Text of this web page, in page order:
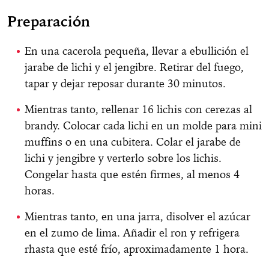
Preparación
En una cacerola pequeña, llevar a ebullición el
jarabe de lichi y el jengibre. Retirar del fuego,
tapar y dejar reposar durante 30 minutos.
Mientras tanto, rellenar 16 lichis con cerezas al
brandy. Colocar cada lichi en un molde para mini
muffins o en una cubitera. Colar el jarabe de
lichi y jengibre y verterlo sobre los lichis.
Congelar hasta que estén firmes, al menos 4
horas.
Mientras tanto, en una jarra, disolver el azúcar
en el zumo de lima. Añadir el ron y refrigera
rhasta que esté frío, aproximadamente 1 hora.